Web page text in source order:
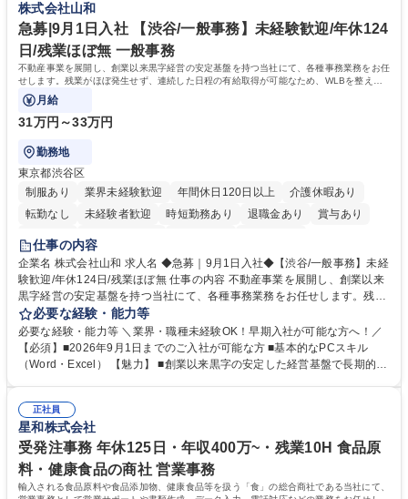
相談室】お客様のお声をもとにより良い商品づくりへ貢献
う会社として、お客様との出会いを大切にし、磨き上げたホスピタリティ
を込めてコミュニケーションをとりながら広報関連業務を行っておりま
す。 学歴・資格 学歴：大学院 大学 高専 短大 専修学校 高校 語学力： 資
格：
株式会社山和
急募|9月1日入社 【渋谷/一般事務】未経験歓迎/年休124
日/残業ほぼ無 一般事務
不動産事業を展開し、創業以来黒字経営の安定基盤を持つ当社にて、各種事務業務をお任
せします。残業がほぼ発生せず、連続した日程の有給取得が可能なため、WLBを整えた
い方にお勧めの環境です！
月給
31万円～33万円
勤務地
東京都渋谷区
制服あり
業界未経験歓迎 年間休日120日以上
介護休暇あり
転勤なし
未経験者歓迎 時短勤務あり 退職金あり
賞与あり
育休あり
完全週休2日制
仕事の内容
企業名 株式会社山和 求人名 ◆急募｜9月1日入社◆【渋谷/一般事務】未経
験歓迎/年休124日/残業ほぼ無 仕事の内容 不動産事業を展開し、創業以来
黒字経営の安定基盤を持つ当社にて、各種事務業務をお任せします。残業
がほぼ発生せず、連続した日程の有給取得が可能なため、WLBを整えたい
方にお勧めの環境です！ 入社後はOJTを通じて丁寧に研修を行いますの
で、事務未経験の方でも安心して臨むことができます。 【業務詳細】■電
話・来客対応 ■物件の鍵や社内の備品管理 ■データ入力や書類作成 ■契約
必要な経験・能力等
必要な経験・能力等 ＼業界・職種未経験OK！早期入社が可能な方へ！／
【必須】■2026年9月1日までのご入社が可能な方 ■基本的なPCスキル
（Word・Excel） 【魅力】 ■創業以来黒字の安定した経営基盤で長期的に
のOJTで業務を習得可能、未経験でもしっかりサポート 学歴・資格 学
歴：大学院 大学 高専 短大 語学力： 資格：
正社員
星和株式会社
受発注事務 年休125日・年収400万~・残業10H 食品原
料・健康食品の商社 営業事務
輸入される食品原料や食品添加物、健康食品等を扱う「食」の総合商社である当社にて、